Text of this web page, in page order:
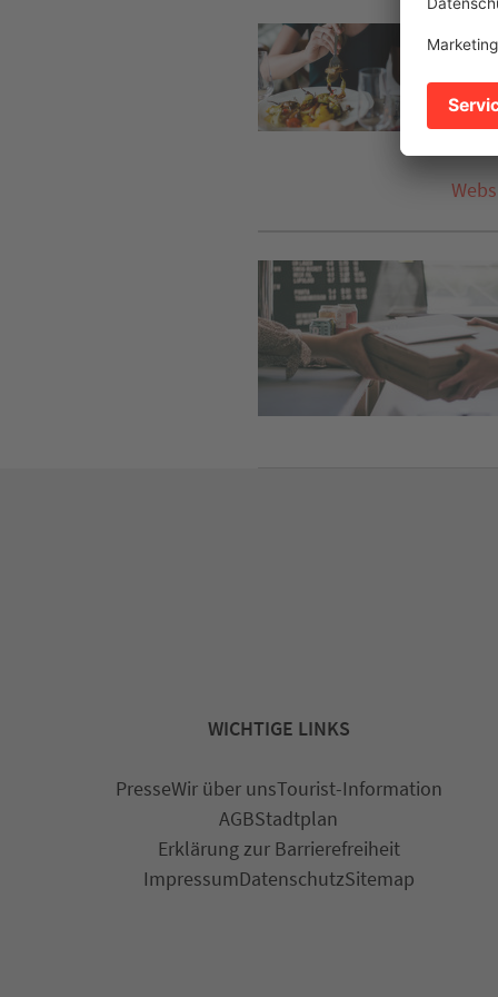
Café
Im
WICHTIGE LINKS
PresseWir über unsTourist-Information
AGBStadtplan
Erklärung zur Barrierefreiheit
ImpressumDatenschutzSitemap